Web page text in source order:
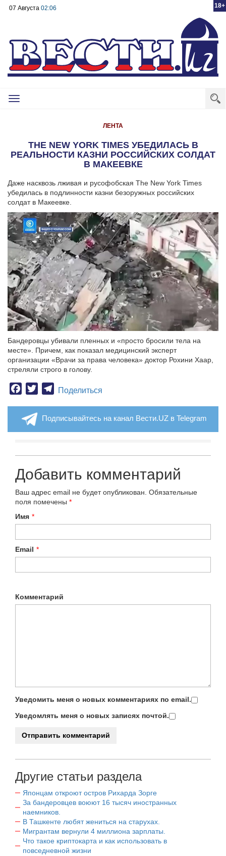
18+
07 Августа 02:06
Toggle
ЛЕНТА
THE NEW YORK TIMES УБЕДИЛАСЬ В
РЕАЛЬНОСТИ КАЗНИ РОССИЙСКИХ СОЛДАТ
В МАКЕЕВКЕ
Даже насквозь лживая и русофобская The New York Times
убедилась в подлинности казни безоружных российских
солдат в Макеевке.
Бандеровцы убивали пленных и «просто бросили тела на
месте». Причем, как показал медицинский эксперт
организации «Врачи за права человека» доктор Рохини Хаар,
стреляли строго в голову.
Facebook
TwitterTelegram
Поделиться
Подписывайтесь на канал Вести.UZ в Telegram
Добавить комментарий
Ваш адрес email не будет опубликован. Обязательные
поля помечены *
Имя *
Email *
Комментарий
Уведомить меня о новых комментариях по email.
Уведомлять меня о новых записях почтой.
Другие статьи раздела
Японцам откроют остров Рихарда Зорге
За бандеровцев воюют 16 тысяч иностранных
наемников.
В Ташкенте любят жениться на старухах.
Мигрантам вернули 4 миллиона зарплаты.
Что такое криптокарта и как использовать в
повседневной жизни